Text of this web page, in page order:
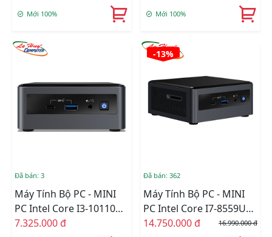
Mới 100% Mới 100%
Đã bán: 3
Máy Tính Bộ PC - MINI
PC Intel Core I3-10110U -
KHÔNG RAM , KHÔNG
7.325.000 đ
-13%
Đã bán: 362
Máy Tính Bộ PC - MINI
PC Intel Core I7-8559U
SSD 500GB RAM 8GB
14.750.000 đ 16.990.000 đ